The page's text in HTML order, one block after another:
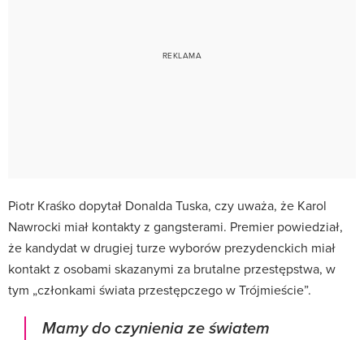
Piotr Kraśko dopytał Donalda Tuska, czy uważa, że Karol
Nawrocki miał kontakty z gangsterami. Premier powiedział,
że kandydat w drugiej turze wyborów prezydenckich miał
kontakt z osobami skazanymi za brutalne przestępstwa, w
tym „członkami świata przestępczego w Trójmieście”.
Mamy do czynienia ze światem